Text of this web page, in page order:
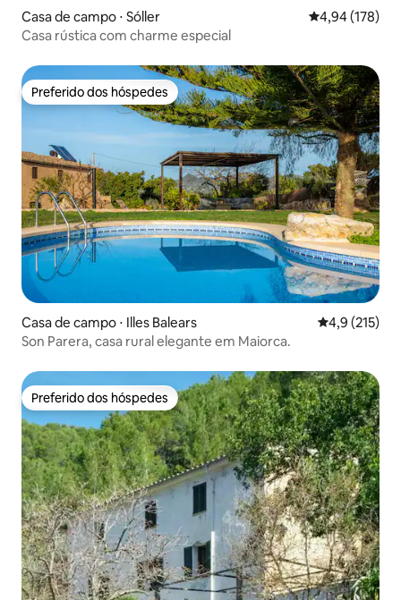
Casa de campo ⋅ Sóller 4,94 de uma
4,94 (178)
Casa rústica com charme especial
Preferido dos hóspedes
Preferido dos hóspedes
Casa de campo ⋅ Illes Balears 4,9 de uma
4,9 (215)
Son Parera, casa rural elegante em Maiorca.
Preferido dos hóspedes
Preferido dos hóspedes